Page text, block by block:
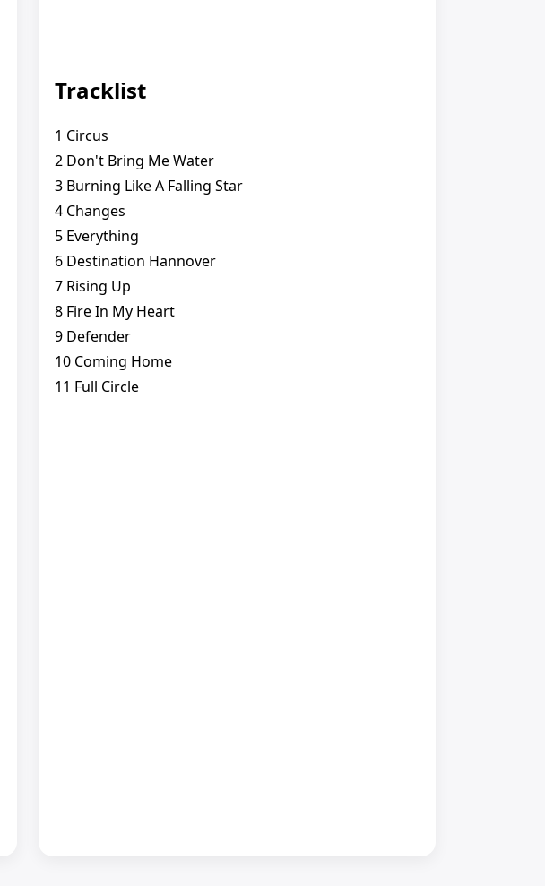
Tracklist
1 Circus
2 Don't Bring Me Water
3 Burning Like A Falling Star
4 Changes
5 Everything
6 Destination Hannover
7 Rising Up
8 Fire In My Heart
9 Defender
10 Coming Home
11 Full Circle